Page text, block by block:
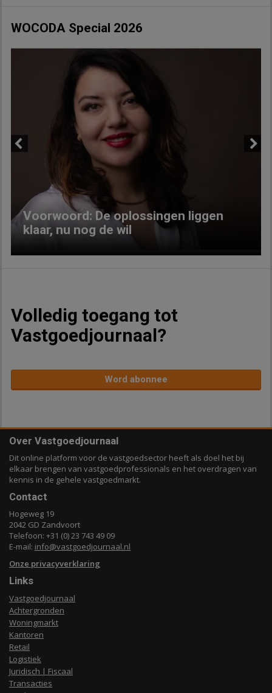
WOCODA Special 2026
Voorwoord: De oplossingen liggen
klaar, nu nog de wil
Volledig toegang tot
Vastgoedjournaal?
Word abonnee
Over Vastgoedjournaal
Dit online platform voor de vastgoedsector heeft als doel het bij
elkaar brengen van vastgoedprofessionals en het overdragen van
kennis in de gehele vastgoedmarkt.
Contact
Hogeweg 19
2042 GD Zandvoort
Telefoon: +31 (0) 23 743 49 09
E-mail: info@vastgoedjournaal.nl
Onze privacyverklaring
Links
Vastgoedjournaal
Achtergronden
Woningmarkt
Kantoren
Retail
Logistiek
Juridisch | Fiscaal
Transacties